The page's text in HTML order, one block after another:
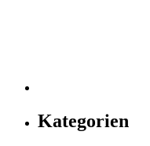
Kategorien